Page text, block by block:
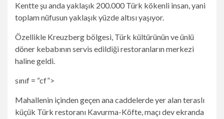
Kentte şu anda yaklaşık 200.000 Türk kökenli insan, yani
toplam nüfusun yaklaşık yüzde altısı yaşıyor.
Özellikle Kreuzberg bölgesi, Türk kültürünün ve ünlü
döner kebabının servis edildiği restoranların merkezi
haline geldi.
sınıf = “cf”>
Mahallenin içinden geçen ana caddelerde yer alan teraslı
küçük Türk restoranı Kavurma-Köfte, maçı dev ekranda